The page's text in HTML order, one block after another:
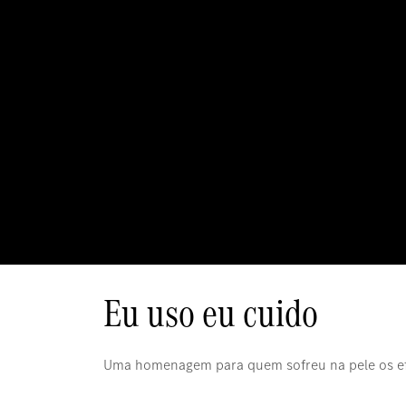
Eu uso eu cuido
Uma homenagem para quem sofreu na pele os